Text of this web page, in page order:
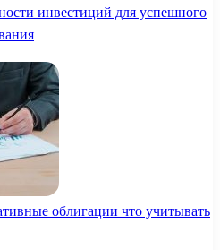
инвестиций для успешного
облигации что учитывать